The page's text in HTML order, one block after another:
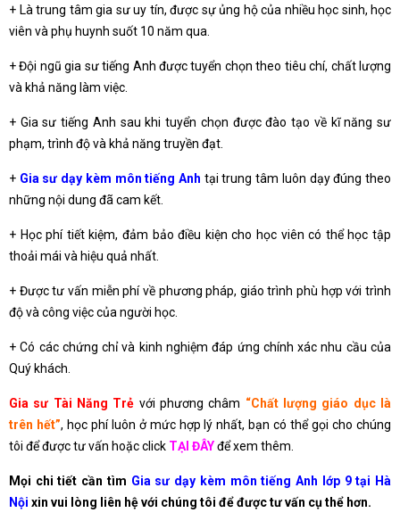
+ Là trung tâm gia sư uy tín, được sự ủng hộ của nhiều học sinh, học
viên và phụ huynh suốt 10 năm qua.
+ Đội ngũ gia sư tiếng Anh được tuyển chọn theo tiêu chí, chất lượng
và khả năng làm việc.
+ Gia sư tiếng Anh sau khi tuyển chọn được đào tạo về kĩ năng sư
phạm, trình độ và khả năng truyền đạt.
+ Gia sư dạy kèm môn tiếng Anh tại trung tâm luôn dạy đúng theo
những nội dung đã cam kết.
+ Học phí tiết kiệm, đảm bảo điều kiện cho học viên có thể học tập
thoải mái và hiệu quả nhất.
+ Được tư vấn miễn phí về phương pháp, giáo trình phù hợp với trình
độ và công việc của người học.
+ Có các chứng chỉ và kinh nghiệm đáp ứng chính xác nhu cầu của
Quý khách.
Gia sư Tài Năng Trẻ với phương châm “Chất lượng giáo dục là
trên hết”, học phí luôn ở mức hợp lý nhất, bạn có thể gọi cho chúng
tôi để được tư vấn hoặc click TẠI ĐÂYđể xem thêm.
Mọi chi tiết cần tìm Gia sư dạy kèm môn tiếng Anh lớp 9 tại Hà
Nội xin vui lòng liên hệ với chúng tôi để được tư vấn cụ thể hơn.